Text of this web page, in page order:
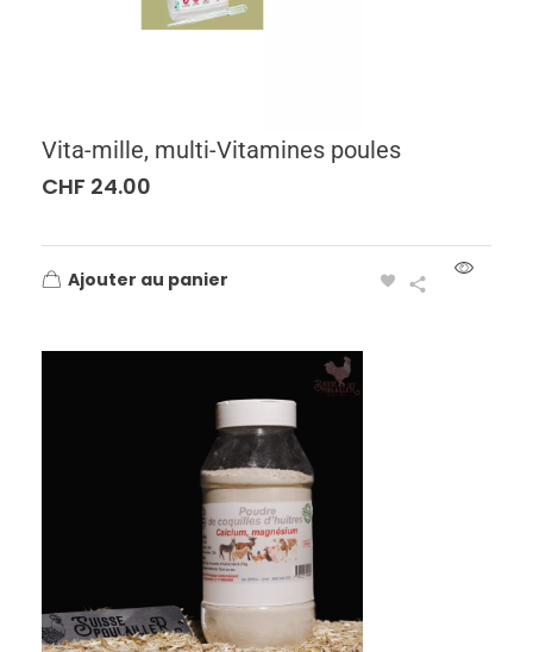
Vita-mille, multi-Vitamines poules
CHF 24.00
Ajouter au panier